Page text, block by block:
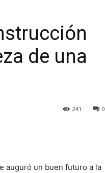
de una
0
241
auguró un buen futuro a la